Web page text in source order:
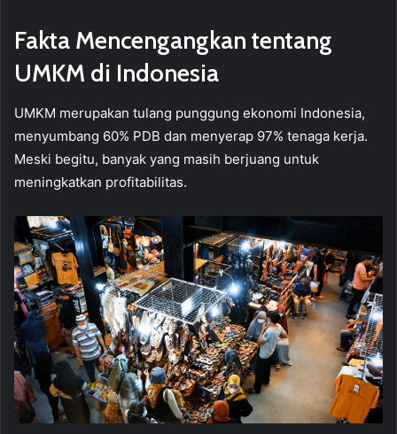
Fakta Mencengangkan tentang
UMKM di Indonesia
UMKM merupakan tulang punggung ekonomi Indonesia,
menyumbang 60% PDB dan menyerap 97% tenaga kerja.
Meski begitu, banyak yang masih berjuang untuk
meningkatkan profitabilitas.